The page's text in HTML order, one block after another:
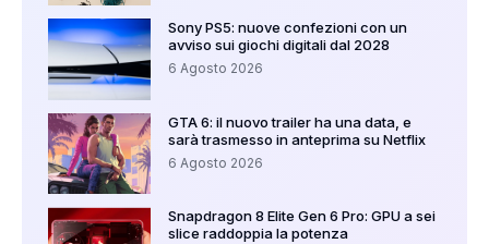
Sony PS5: nuove confezioni con un
avviso sui giochi digitali dal 2028
6 Agosto 2026
GTA 6: il nuovo trailer ha una data, e
sarà trasmesso in anteprima su Netflix
6 Agosto 2026
Snapdragon 8 Elite Gen 6 Pro: GPU a sei
slice raddoppia la potenza